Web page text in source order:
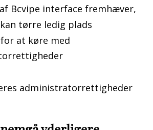
for at køre med